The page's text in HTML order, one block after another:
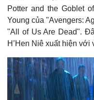
Potter and the Goblet
Young của "Avengers:
"All of Us Are Dead".
H’Hen Niê xuất hiện với